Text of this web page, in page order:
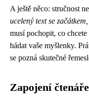
A ještě něco: stručnost
ucelený text se
musí pochopit, co
hádat vaše myšlenky.
se pozná skutečné
Zapojení